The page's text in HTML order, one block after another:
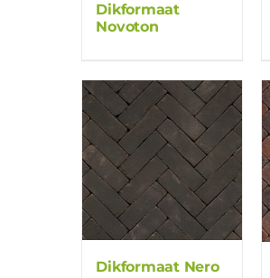
Dikformaat
Novoton
Dikformaat Nero